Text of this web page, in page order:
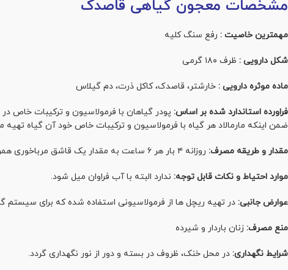
مشخصات معجون گیاهی قاصدک
مهمترین خاصیت : رفع سنگ کلیه
شکل دارویی : ظرف ۱۸۰ گرمی
ماده موثره دارویی : خارشتر، قاصدک، کاکل ذرت، دم گیلاس
فراورده استاندارد شده بر اساس: پودر گیاهان با فرمولاسیون و ترکیبات خاص
ضمن اینکه مارمالاد هر گیاه با فرمولاسیون و ترکیبات خاص خود آن گیاه تهیه
مقدار و طریقه مصرف: روزانه ۴ بار هر ۶ ساعت به مقدار یک قاشق مرباخوری همراه با دولیوان آب ولرم در هر وعده میل نمایید.
موارد احتیاط و نکات قابل توجه: ندارد البته با آب فراوان میل شود.
عوارض جانبی: در تهیه ریچل ها از فرمولاسیونی استفاده شده که برای
منع مصرف: زنان باردار و شیرده
شرایط نگهداری: در محل خنک، ظروف در بسته و دور از نور نگهداری گردد.